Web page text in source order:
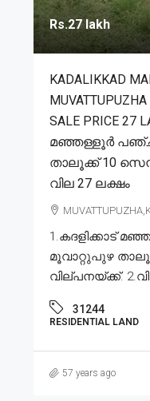
Rs.27 lakh
KADALIKKAD
SALE PRICE 27
മഞ്ഞള്ളൂർ
താലൂക്ക് 10
വില 27 ലക്ഷം
1.കദളിക്കാട്
മൂവാറ്റുപുഴ
വില്പനയ്ക്ക്.
31244
RESIDENTIAL LAND
57 years ago